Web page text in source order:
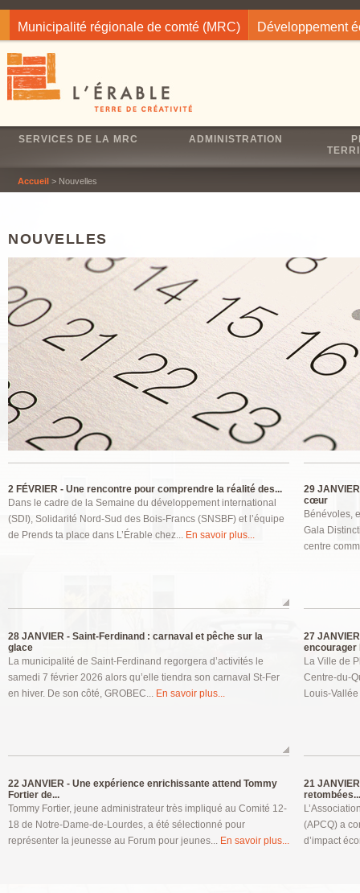
Municipalité régionale de comté (MRC) Développement
SERVICES DE LA MRC ADMINISTRATION
Accueil > Nouvelles
NOUVELLES
2 FÉVRIER - Une rencontre pour comprendre la réalité des...
Dans le cadre de la Semaine du développement international
(SDI), Solidarité Nord-Sud des Bois-Francs (SNSBF) et l’équipe
de Prends ta place dans L’Érable chez... En savoir plus...
29
cœur
Bénévoles,
Gala
centre
28 JANVIER - Saint-Ferdinand : carnaval et pêche sur la
glace
La municipalité de Saint-Ferdinand regorgera d’activités le
samedi 7 février 2026 alors qu’elle tiendra son carnaval St-Fer
en hiver. De son côté, GROBEC... En savoir plus...
27
encourager
La Ville de
Centre-du-
Louis-
22 JANVIER - Une expérience enrichissante attend Tommy
Fortier de...
Tommy Fortier, jeune administrateur très impliqué au Comité 12-
18 de Notre-Dame-de-Lourdes, a été sélectionné pour
représenter la jeunesse au Forum pour jeunes... En savoir plus...
21
retombées...
(APCQ) a
d’impact
Pages